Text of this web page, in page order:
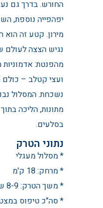
החורש. בדרך גם
יפהפייה נוספת,
מירון. קטע זה הוא
נגיש הצצה לעולם
מהפנטת:
ועצי קטלב – כולם
נשכחת. המסלול
מתונות, הליכה
בסלעים.
נתוני הטרק
* מסלול מעגלי
* מרחק: 18 ק'מ
* משך הטרק: 8-9 שעות הליכה
* סה"כ טיפוס במצטבר: